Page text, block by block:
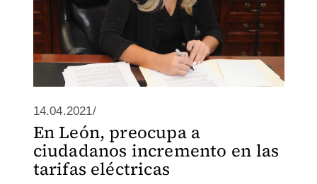
14.04.2021/
En León, preocupa a
ciudadanos incremento en las
tarifas eléctricas